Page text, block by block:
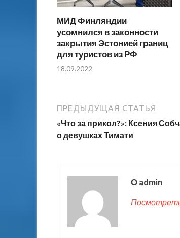
МИД Финляндии
усомнился в законности
закрытия Эстонией границ
для туристов из РФ
18.09.2022
ПРЕДЫДУЩАЯ СТАТЬЯ
«Что за прикол?»: Ксения
о девушках Тимати
О admin
Посмотреть